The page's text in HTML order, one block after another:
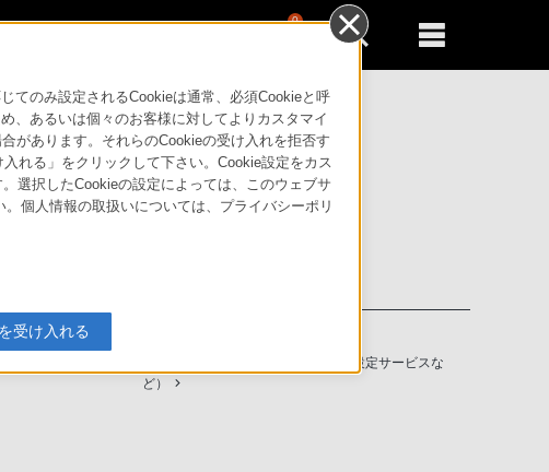
0
（長期保証、下取サービス、設置・設定サービスな
ど）
てのみ設定されるCookieは通常、必須Cookieと呼
、あるいは個々のお客様に対してよりカスタマイ
があります。それらのCookieの受け入れを拒否す
れる」をクリックして下さい。Cookie設定をカス
選択したCookieの設定によっては、このウェブサ
個人情報の取扱いについては、プライバシーポリ
受け入れる